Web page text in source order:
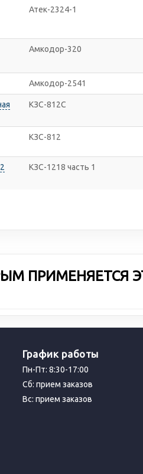
Атек-2324-1
Амкодор-320
Амкодор-2541
КЗС-812С
КЗС-812
КЗС-1218 часть 1
ПРИМЕНЯЕТСЯ
График работы
Пн-Пт: 8:30-17:00
Сб: прием заказов
Вс: прием заказов